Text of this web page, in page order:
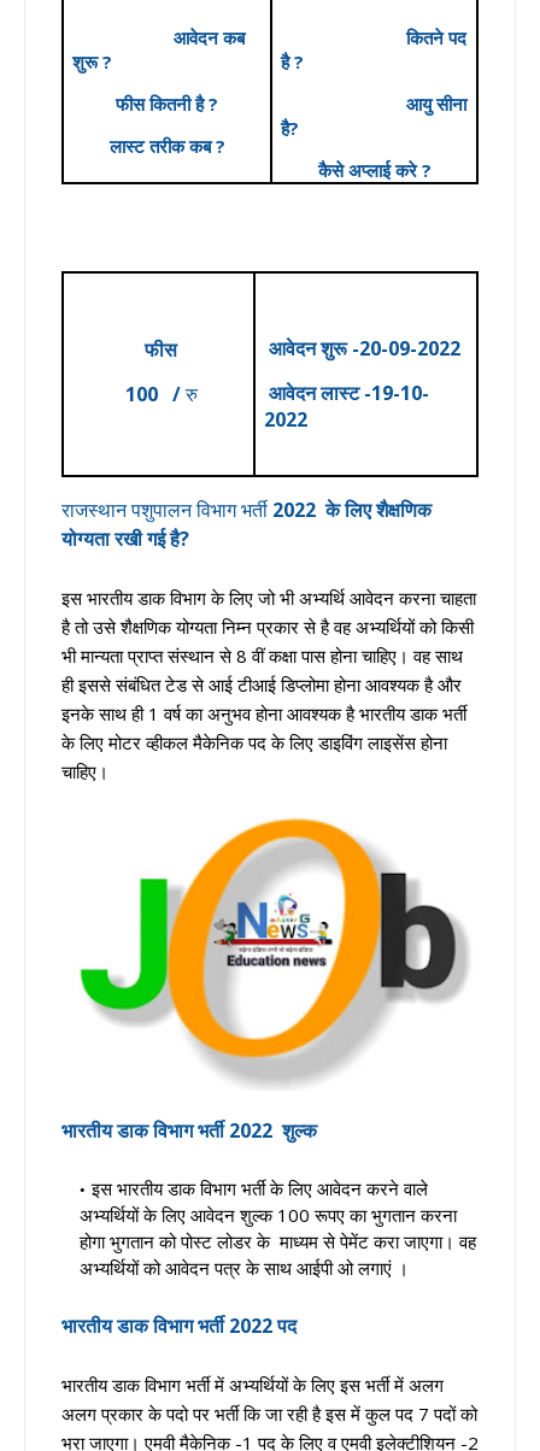
आवेदन कब
शुरू ?
फीस कितनी है ?
लास्ट तरीक कब ?
कितने पद
है ?
आयु सीना
है?
कैसे अप्लाई करे ?
फीस
100 /रु
आवेदनशुरू -20-09-2022
आवेदनलास्ट -19-10-
2022
राजस्थान पशुपालन विभाग भर्ती2022 के लिए शैक्षणिक
योग्यता रखी गई है?
इस भारतीय डाक विभाग के लिए जो भी अभ्यर्थि आवेदन करना चाहता
है तो उसे शैक्षणिक योग्यता निम्न प्रकार से है वह अभ्यर्थियों को किसी
भी मान्यता प्राप्त संस्थान से 8 वीं कक्षा पास होना चाहिए। वह साथ
ही इससे संबंधित टेड से आई टीआई डिप्लोमा होना आवश्यक है और
इनके साथ ही 1 वर्ष का अनुभव होना आवश्यक है भारतीय डाक भर्ती
के लिए मोटर व्हीकल मैकेनिक पद के लिए डाइविंग लाइसेंस होना
चाहिए।
भारतीय डाक विभाग भर्ती 2022शुल्क
इस भारतीय डाक विभाग भर्ती के लिए आवेदन करने वाले
अभ्यर्थियों के लिए आवेदन शुल्क 100 रूपए का भुगतान करना
होगा भुगतान को पोस्ट लोडर के माध्यम से पेमेंट करा जाएगा। वह
अभ्यर्थियों को आवेदन पत्र के साथ आईपी ओ लगाएं ।
भारतीय डाक विभाग भर्ती2022पद
भारतीय डाक विभाग भर्ती में अभ्यर्थियों के लिए इस भर्ती में अलग
अलग प्रकार के पदो पर भर्ती कि जा रही है इस में कुल पद 7 पदों को
भरा जाएगा। एमवी मैकेनिक -1 पद के लिए व एमवी इलेक्टीशियन -2